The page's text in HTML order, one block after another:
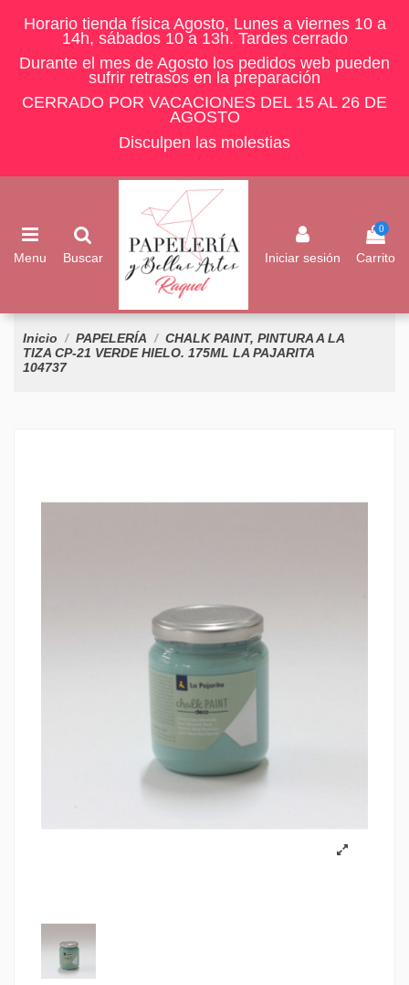
Horario tienda física Agosto, Lunes a viernes 10 a
14h, sábados 10 a 13h. Tardes cerrado
Durante el mes de Agosto los pedidos web pueden
sufrir retrasos en la preparación
CERRADO POR VACACIONES DEL 15 AL 26 DE
AGOSTO
Disculpen las molestias
Menu Buscar Iniciar sesión
0
Carrito
Inicio PAPELERÍA
CHALK PAINT, PINTURA A LA
TIZA CP-21 VERDE HIELO. 175ML LA PAJARITA
104737